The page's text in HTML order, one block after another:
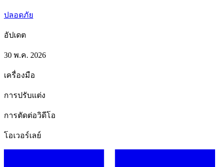
ปลอดภัย
อัปเดต
30 พ.ค. 2026
เครื่องมือ
การปรับแต่ง
การตัดต่อวิดีโอ
โอเวอร์เลย์